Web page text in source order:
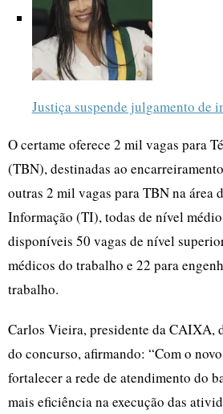
Justiça suspende julgamento de
O certame oferece 2 mil vagas para
(TBN), destinadas ao
outras 2 mil vagas para TBN na área
Informação (TI), todas de nível
disponíveis 50 vagas de nível
médicos do trabalho e 22 para
trabalho.
Carlos Vieira, presidente da CAIXA,
do concurso, afirmando: “Com o
fortalecer a rede de atendimento do
mais eficiência na execução das